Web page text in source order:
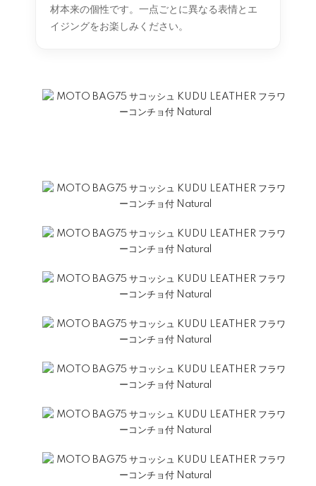
材本来の個性です。一点ごとに異なる表情とエ
イジングをお楽しみください。